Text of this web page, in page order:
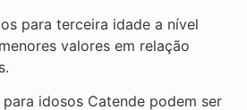
para terceira idade a nível
valores em relação
para idosos Catende podem ser